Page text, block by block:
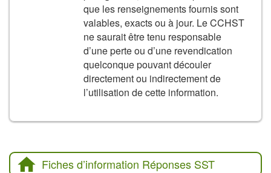
que les renseignements fournis sont
valables, exacts ou à jour. Le CCHST
ne saurait être tenu responsable
d’une perte ou d’une revendication
quelconque pouvant découler
directement ou indirectement de
l’utilisation de cette information.
Fiches d’information Réponses SST